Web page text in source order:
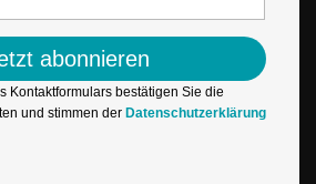
abonnieren
Kontaktformulars bestätigen Sie die
und stimmen der Datenschutzerklärung